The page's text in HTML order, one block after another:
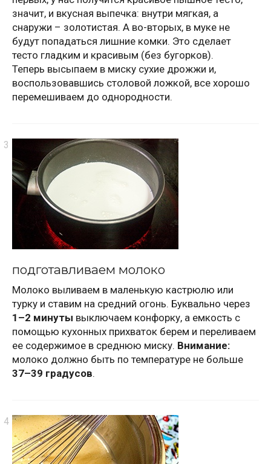
значит, и вкусная выпечка: внутри мягкая, а
снаружи – золотистая. А во-вторых, в муке не
будут попадаться лишние комки. Это сделает
тесто гладким и красивым (без бугорков).
Теперь высыпаем в миску сухие дрожжи и,
воспользовавшись столовой ложкой, все хорошо
перемешиваем до однородности.
подготавливаем молоко
Молоко выливаем в маленькую кастрюлю или
турку и ставим на средний огонь. Буквально через
1–2 минуты выключаем конфорку, а емкость с
помощью кухонных прихваток берем и переливаем
ее содержимое в среднюю миску. Внимание:
молоко должно быть по температуре не больше
37–39 градусов.